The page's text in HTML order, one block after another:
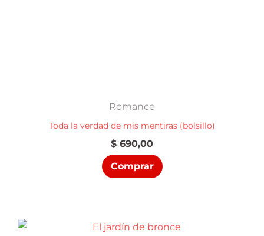
Romance
Toda la verdad de mis mentiras (bolsillo)
$ 690,00
Comprar